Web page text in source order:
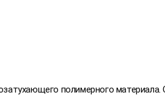
полимерного материала.